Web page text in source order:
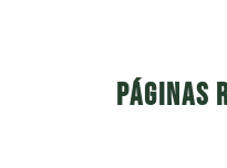
Páginas